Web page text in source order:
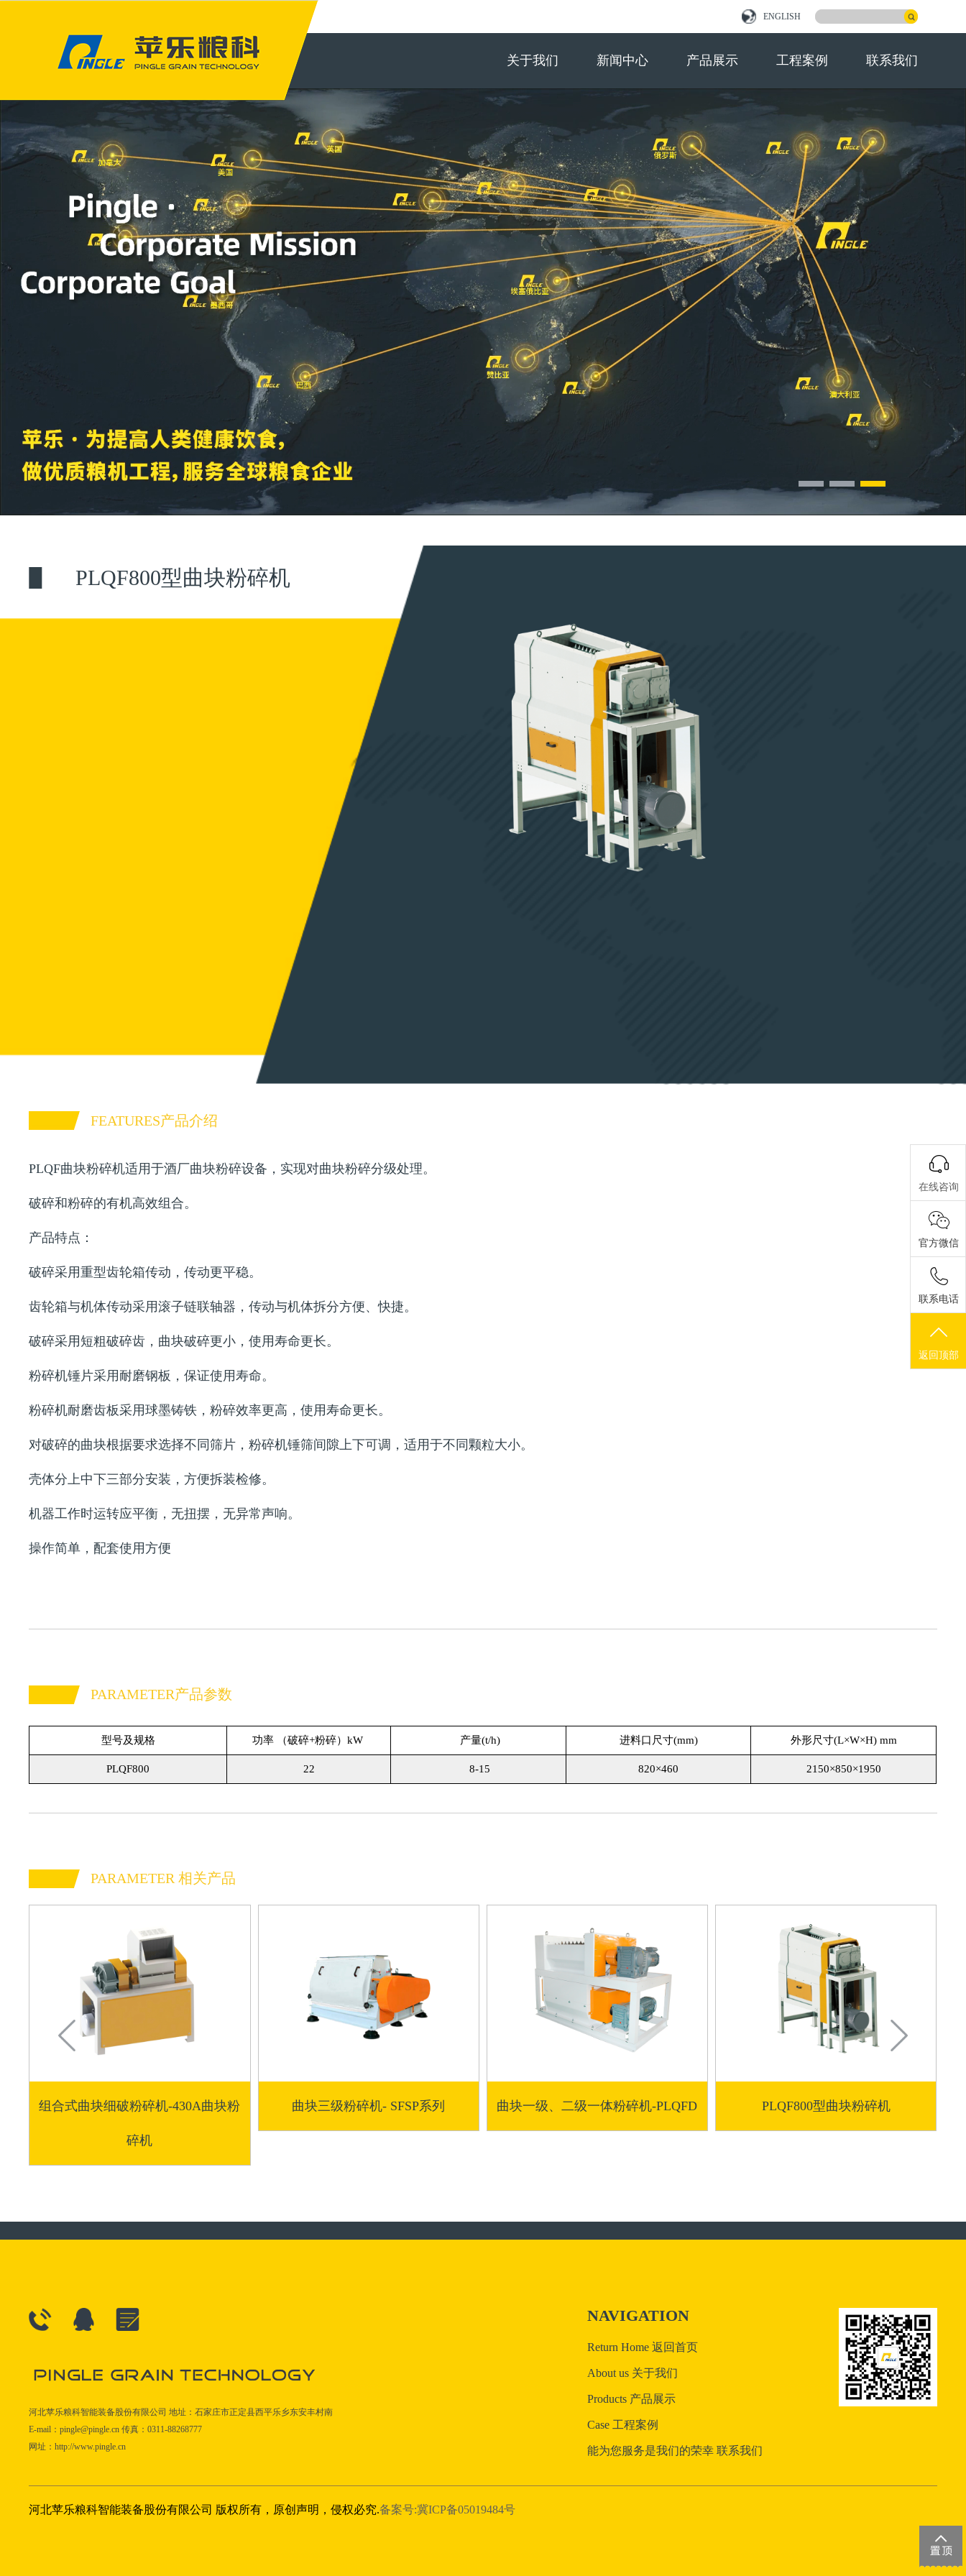
ENGLISH
关于我们 新闻中心 产品展示 工程案例 联系我们
PLQF800型曲块粉碎机
FEATURES产品介绍
PLQF曲块粉碎机适用于酒厂曲块粉碎设备，实现对曲块粉碎分级处理。
破碎和粉碎的有机高效组合。
产品特点：
破碎采用重型齿轮箱传动，传动更平稳。
齿轮箱与机体传动采用滚子链联轴器，传动与机体拆分方便、快捷。
破碎采用短粗破碎齿，曲块破碎更小，使用寿命更长。
粉碎机锤片采用耐磨钢板，保证使用寿命。
粉碎机耐磨齿板采用球墨铸铁，粉碎效率更高，使用寿命更长。
对破碎的曲块根据要求选择不同筛片，粉碎机锤筛间隙上下可调，适用于不同颗粒大小。
壳体分上中下三部分安装，方便拆装检修。
机器工作时运转应平衡，无扭摆，无异常声响。
操作简单，配套使用方便
PARAMETER产品参数
型号及规格 功率 （破碎+粉碎）kW 产量(t/h) 进料口尺寸(mm) 外形尺寸(L×W×H) mm
PLQF800 22 8-15 820×460 2150×850×1950
PARAMETER 相关产品
组合式曲块细破粉碎机-430A曲块粉
碎机
曲块三级粉碎机- SFSP系列 曲块一级、二级一体粉碎机-PLQFD PLQF800型曲块粉碎机
河北苹乐粮科智能装备股份有限公司 地址：石家庄市正定县西平乐乡东安丰村南
E-mail：pingle@pingle.cn 传真：0311-88268777
网址：http://www.pingle.cn
NAVIGATION
Return Home 返回首页
About us 关于我们
Products 产品展示
Case 工程案例
能为您服务是我们的荣幸 联系我们
河北苹乐粮科智能装备股份有限公司 版权所有，原创声明，侵权必究.备案号:冀ICP备05019484号
在线咨询
官方微信
联系电话
返回顶部